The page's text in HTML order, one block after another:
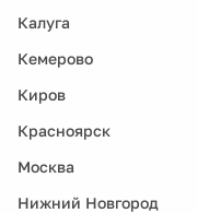
Калуга
Кемерово
Киров
Красноярск
Москва
Нижний Новгород